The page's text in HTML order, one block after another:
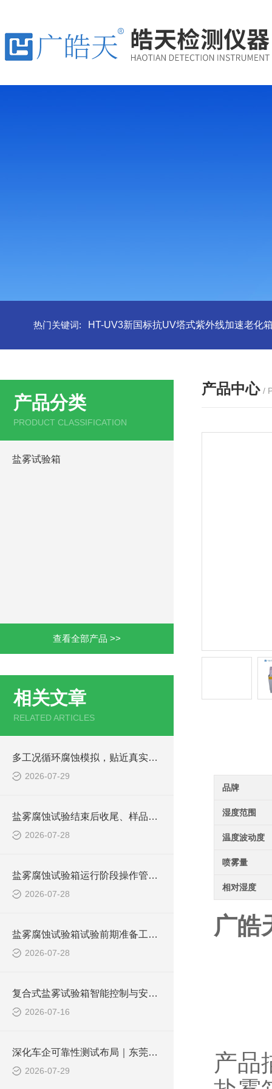
热门关键词: HT-UV3新国标抗UV塔式紫外线加速老化
产品分类
PRODUCT CLASSIFICATION
盐雾试验箱
查看全部产品 >>
相关文章
RELATED ARTICLES
多工况循环腐蚀模拟，贴近真实户外老化环境
2026-07-29
盐雾腐蚀试验结束后收尾、样品判定与设备养护方法
2026-07-28
盐雾腐蚀试验箱运行阶段操作管控，维持稳定腐蚀试验环境
2026-07-28
盐雾腐蚀试验箱试验前期准备工作，夯实测试规范性基础
2026-07-28
复合式盐雾试验箱智能控制与安全防护体系，匹配汽车标准化测试管控
2026-07-16
深化车企可靠性测试布局｜东莞皓天复合式盐雾腐蚀试验箱达成车企项目合作
2026-07-29
产品中心 /
品牌
湿度范围
温度波动度
喷雾量
相对湿度
广皓